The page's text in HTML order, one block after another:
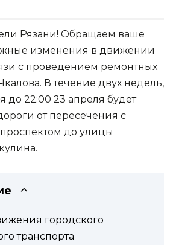
Рязани! Обращаем ваше
изменения в движении
с проведением ремонтных
В течение двух недель,
до 22:00 23 апреля будет
от пересечения с
до улицы
городского
транспорта